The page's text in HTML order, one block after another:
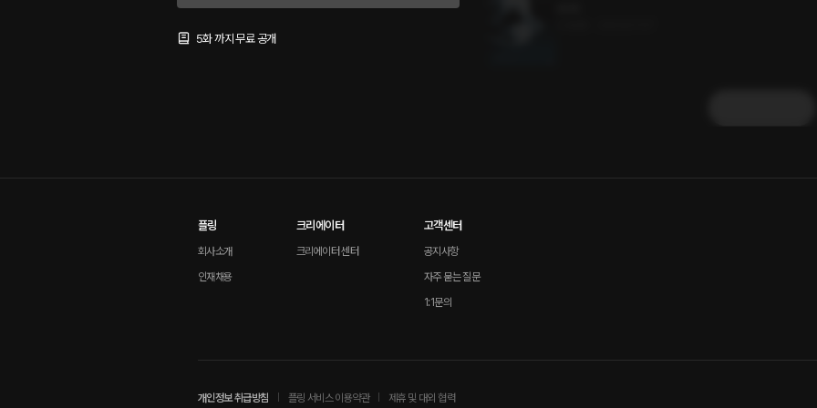
5화 까지 무료 공개
플링
회사소개
인재채용
크리에이터
크리에이터 센터
고객센터
공지사항
자주 묻는 질문
1:1문의
개인정보 취급방침 플링 서비스 이용약관 제휴 및 대외 협력